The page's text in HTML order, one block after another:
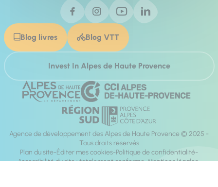
Blog livres Blog VTT
Invest In Alpes de Haute Provence
Agence de développement des Alpes de Haute Provence © 2025 -
Tous droits réservés
Plan du site Éditer mes cookies Politique de confidentialité
Accessibilité du site : totalement conforme Mentions légales